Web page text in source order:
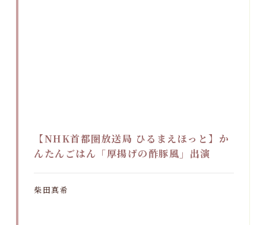
【NHK首都圏放送局 ひるまえほっと】か
んたんごはん「厚揚げの酢豚風」出演
柴田真希